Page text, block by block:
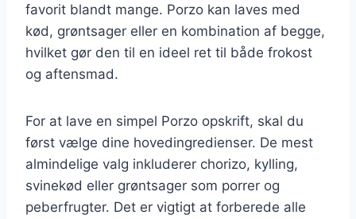
favorit blandt mange. Porzo kan laves med
kød, grøntsager eller en kombination af begge,
hvilket gør den til en ideel ret til både frokost
og aftensmad.
For at lave en simpel Porzo opskrift, skal du
først vælge dine hovedingredienser. De mest
almindelige valg inkluderer chorizo, kylling,
svinekød eller grøntsager som porrer og
peberfrugter. Det er vigtigt at forberede alle